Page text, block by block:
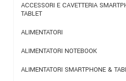
ACCESSORI E CAVETTERIA
TABLET
ALIMENTATORI
ALIMENTATORI NOTEBOOK
ALIMENTATORI SMARTPHONE &